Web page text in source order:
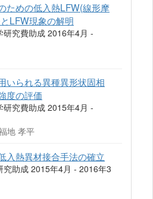
ための低入熱LFW(線形摩
LFW現象の解明
研究費助成 2016年4月 -
いられる異種異形状固相
度の評価
研究費助成 2015年4月 -
地 孝平
入熱異材接合手法の確立
究助成 2015年4月 - 2016年3